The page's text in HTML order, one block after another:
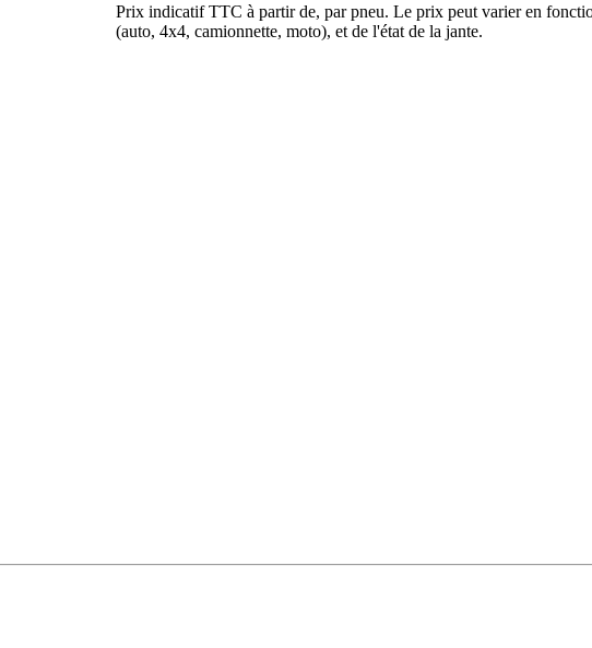
Prix indicatif TTC à partir de, par pneu. Le prix peut varier en
(auto, 4x4, camionnette, moto), et de l'état de la jante.